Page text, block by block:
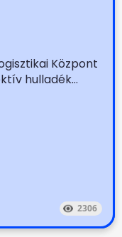
Központ
hulladék...
2306